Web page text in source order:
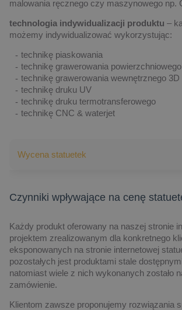
malowania ręcznego czy maszynowego np.
technologia indywidualizacji produktu –
możemy indywidualizować wykorzystując:
technikę piaskowania
technikę grawerowania
technikę grawerowania wewnętrznego 3D
technikę druku UV
technikę druku termotransferowego
technikę CNC & waterjet
Wycena statuetek
Czynniki wpływające na cenę
Każdy produkt oferowany na naszej stronie
projektem zrealizowanym dla konkretnego
eksponowanych na stronie internetowej
pozostałych jest produktami stale
natomiast wiele z nich wykonanych zostało
zamówienie.
Klientom zawsze proponujemy rozwiązania